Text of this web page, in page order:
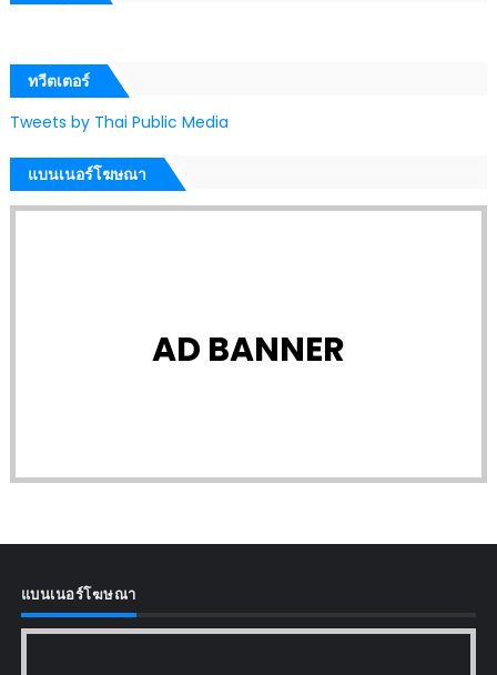
ทวีตเตอร์
Tweets by Thai Public Media
แบนเนอร์โฆษณา
AD BANNER
แบนเนอร์โฆษณา